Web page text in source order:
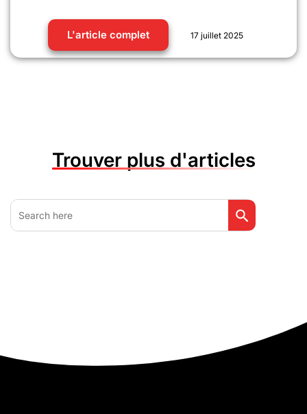
L'article complet 17 juillet 2025
Trouver plus d'articles
Search
for:
Search Button